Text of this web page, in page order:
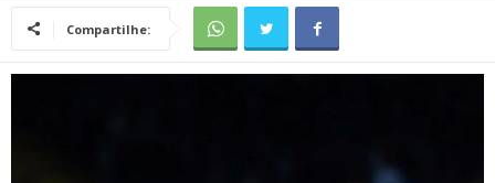
Compartilhe: